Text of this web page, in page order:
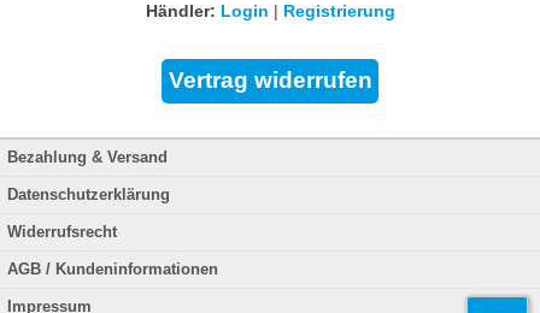
Händler: Login | Registrierung
Bezahlung & Versand
Datenschutzerklärung
Widerrufsrecht
AGB / Kundeninformationen
Impressum